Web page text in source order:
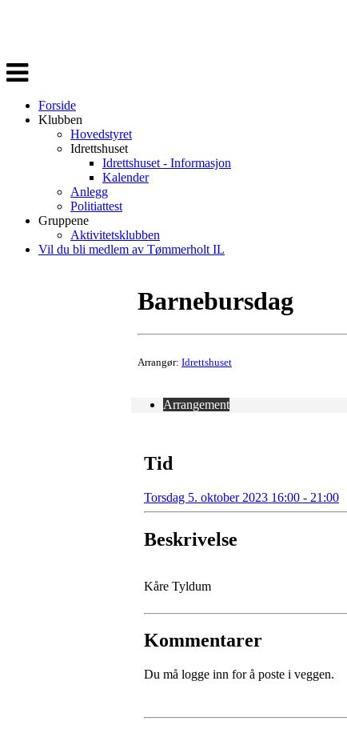
Veksle
navigasjon
Forside
Klubben
Hovedstyret
Idrettshuset
Idrettshuset - Informasjon
Kalender
Anlegg
Politiattest
Gruppene
Aktivitetsklubben
Vil du bli medlem av Tømmerholt IL
Barnebursdag
Arrangør: Idrettshuset
Arrangement
Tid
Torsdag 5. oktober 2023 16:00 - 21:00
Beskrivelse
Kåre Tyldum
Kommentarer
Du må logge inn for å poste i veggen.